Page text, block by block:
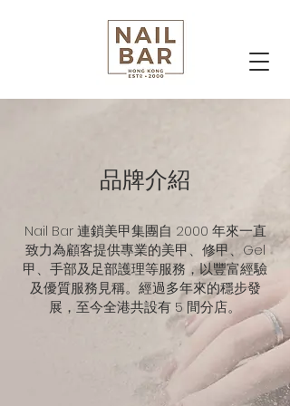
​品牌介紹
Nail Bar 連鎖美甲集團自 2000 年來一直
致力為顧客提供專業的美甲、修甲、Gel
甲、手部及足部護理等服務，以豐富經驗
及優質服務見稱。經過多年來的穩步發
展，至今全港共設有 5 間分店。